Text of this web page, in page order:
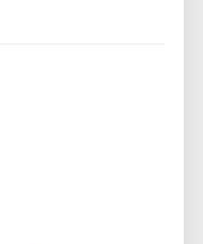
utilisée
:
pour